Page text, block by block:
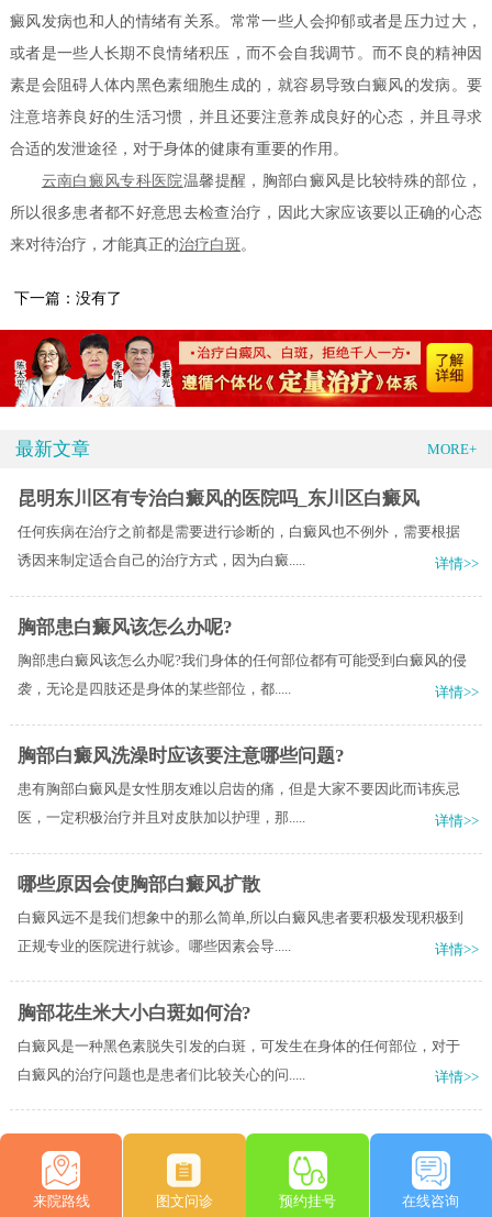
癜风发病也和人的情绪有关系。常常一些人会抑郁或者是压力过大，
或者是一些人长期不良情绪积压，而不会自我调节。而不良的精神因
素是会阻碍人体内黑色素细胞生成的，就容易导致白癜风的发病。要
注意培养良好的生活习惯，并且还要注意养成良好的心态，并且寻求
合适的发泄途径，对于身体的健康有重要的作用。
云南白癜风专科医院温馨提醒，胸部白癜风是比较特殊的部位，
所以很多患者都不好意思去检查治疗，因此大家应该要以正确的心态
来对待治疗，才能真正的治疗白斑。
下一篇：没有了
最新文章 MORE+
昆明东川区有专治白癜风的医院吗_东川区白癜风
任何疾病在治疗之前都是需要进行诊断的，白癜风也不例外，需要根据
诱因来制定适合自己的治疗方式，因为白癜.....
详情>>
胸部患白癜风该怎么办呢?
胸部患白癜风该怎么办呢?我们身体的任何部位都有可能受到白癜风的侵
袭，无论是四肢还是身体的某些部位，都.....
详情>>
胸部白癜风洗澡时应该要注意哪些问题?
患有胸部白癜风是女性朋友难以启齿的痛，但是大家不要因此而讳疾忌
医，一定积极治疗并且对皮肤加以护理，那.....
详情>>
哪些原因会使胸部白癜风扩散
白癜风远不是我们想象中的那么简单,所以白癜风患者要积极发现积极到
正规专业的医院进行就诊。哪些因素会导.....
详情>>
胸部花生米大小白斑如何治?
白癜风是一种黑色素脱失引发的白斑，可发生在身体的任何部位，对于
白癜风的治疗问题也是患者们比较关心的问.....
详情>>
来院路线 图文问诊 预约挂号 在线咨询